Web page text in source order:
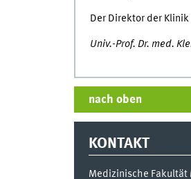
Der Direktor der
Univ.-Prof. Dr. med.
nach oben
KONTAKT
Medizinische Fakultät